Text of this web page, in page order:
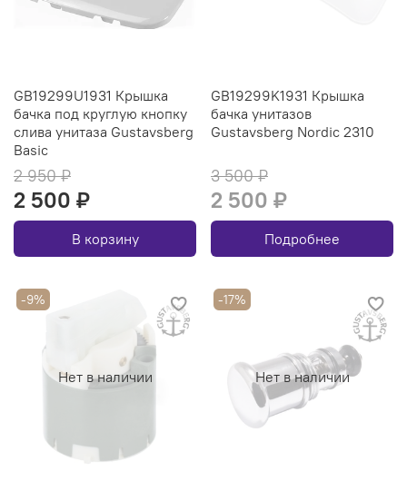
GB19299U1931 Крышка
бачка под круглую кнопку
слива унитаза Gustavsberg
Basic
2 950 ₽
2 500 ₽
В корзину
GB19299K1931 Крышка
бачка унитазов
Gustavsberg Nordic 2310
3 500 ₽
2 500 ₽
Подробнее
Нет в наличии
-9%
Нет в наличии
-17%